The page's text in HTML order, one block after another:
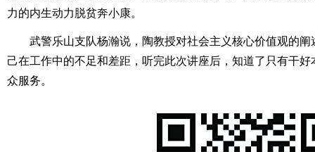
力的内生动力脱贫奔小康。
武警乐山支队杨瀚说，陶教授对社会主义核心价值观的阐
己在工作中的不足和差距，听完此次讲座后，知道了只有干
众服务。